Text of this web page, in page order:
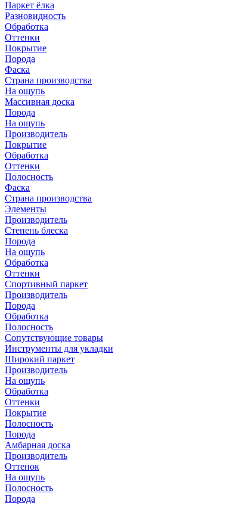
Паркет ёлка
Разновидность
Обработка
Оттенки
Покрытие
Порода
Фаска
Страна производства
На ощупь
Массивная доска
Порода
На ощупь
Производитель
Покрытие
Обработка
Оттенки
Полосность
Фаска
Страна производства
Элементы
Производитель
Степень блеска
Порода
На ощупь
Обработка
Оттенки
Спортивный паркет
Производитель
Порода
Обработка
Полосность
Сопутствующие товары
Инструменты для укладки
Широкий паркет
Производитель
На ощупь
Обработка
Оттенки
Покрытие
Полосность
Порода
Амбарная доска
Производитель
Оттенок
На ощупь
Полосность
Порода